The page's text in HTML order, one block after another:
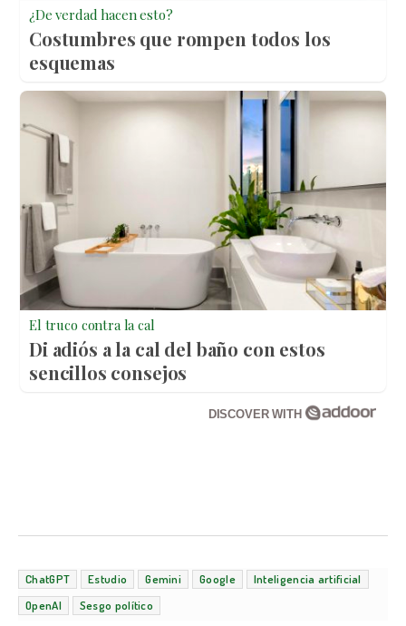
¿De verdad hacen esto?
Costumbres que rompen todos los
esquemas
El truco contra la cal
Di adiós a la cal del baño con estos
sencillos consejos
DISCOVER WITH
ChatGPT Estudio Gemini Google
Inteligencia artificial
OpenAI
Sesgo político